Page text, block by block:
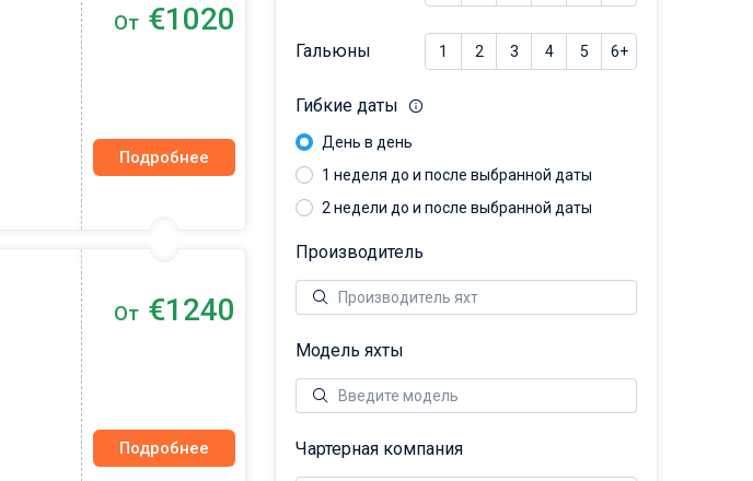
От €1020
Подробнее
От €1240
Подробнее
Гальюны 1 2 3 4 5 6+
Гибкие даты
День в день
1 неделя до и после выбранной даты
2 недели до и после выбранной даты
Производитель
Модель яхты
Чартерная компания